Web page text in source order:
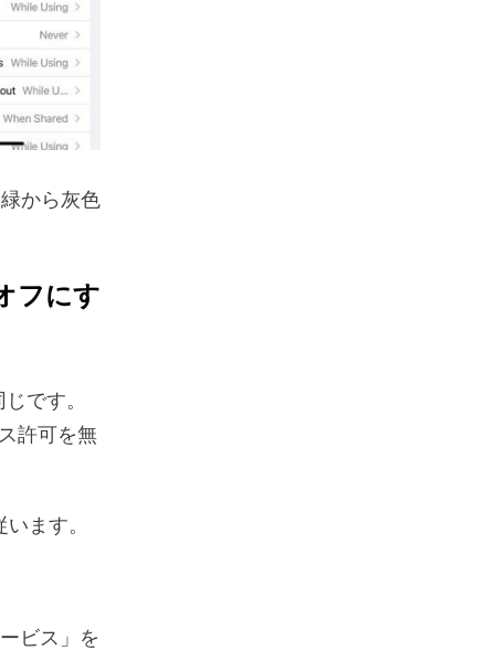
から灰色
フにす
です。
許可を無
ます。
ビス」を